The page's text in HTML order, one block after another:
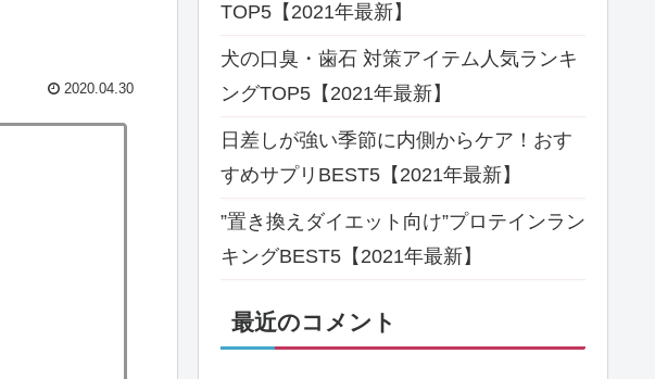
2020.04.30
TOP5【2021年最新】
犬の口臭・歯石 対策アイテム人気ランキ
ングTOP5【2021年最新】
日差しが強い季節に内側からケア！おす
すめサプリBEST5【2021年最新】
”置き換えダイエット向け”プロテインラン
キングBEST5【2021年最新】
最近のコメント